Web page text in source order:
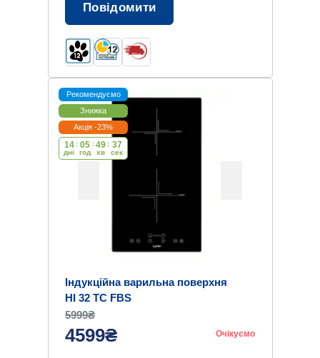
Повідомити
Рекомендуємо
Знижка
Акція -23%
14
дні
: 05
год
:49
хв
: 36
cек
Індукційна варильна поверхня
HI 32 TC FBS
5999₴
4599₴ Очікуємо